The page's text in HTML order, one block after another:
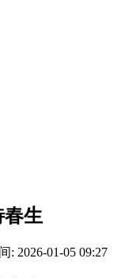
春生
: 2026-01-05 09:27